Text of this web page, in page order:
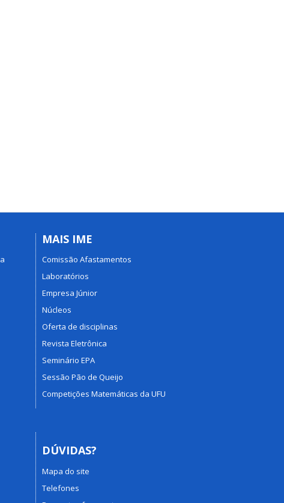
MAIS IME
Comissão Afastamentos
Laboratórios
Empresa Júnior
Núcleos
Oferta de disciplinas
Revista Eletrônica
Seminário EPA
Sessão Pão de Queijo
Competições Matemáticas da UFU
DÚVIDAS?
Mapa do site
Telefones